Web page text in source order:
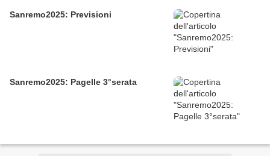
Sanremo2025: Previsioni
Sanremo2025: Pagelle 3°serata